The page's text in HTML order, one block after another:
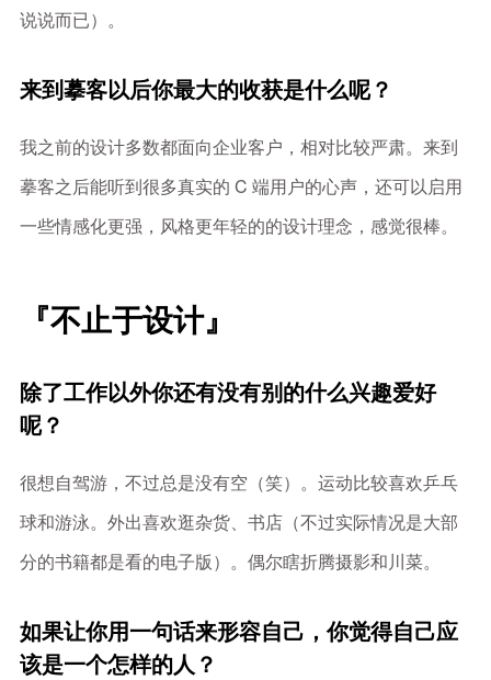
说说而已）。
来到摹客以后你最大的收获是什么呢？
我之前的设计多数都面向企业客户，相对比较严肃。来到
摹客之后能听到很多真实的 C 端用户的心声，还可以启用
一些情感化更强，风格更年轻的的设计理念，感觉很棒。
『不止于设计』
除了工作以外你还有没有别的什么兴趣爱好
呢？
很想自驾游，不过总是没有空（笑）。运动比较喜欢乒乓
球和游泳。外出喜欢逛杂货、书店（不过实际情况是大部
分的书籍都是看的电子版）。偶尔瞎折腾摄影和川菜。
如果让你用一句话来形容自己，你觉得自己应
该是一个怎样的人？